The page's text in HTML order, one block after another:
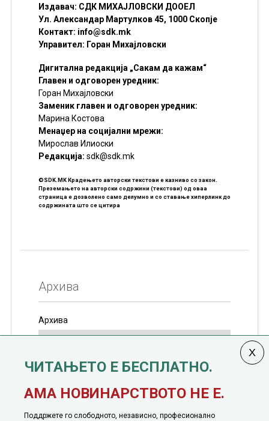
Издавач: СДК МИХАЈЛОВСКИ ДООЕЛ
Ул. Александар Мартулков 45, 1000 Скопје
Контакт: info@sdk.mk
Управител: Горан Михајловски
Дигитална редакција „Сакам да кажам“
Главен и одговорен уредник:
Горан Михајловски
Заменик главен и одговорен уредник:
Марина Костова
Менаџер на социјални мрежи:
Мирослав Илиоски
Редакцијa: sdk@sdk.mk
©SDK.MK Крадењето авторски текстови е казниво со закон.
Преземањето на авторски содржини (текстови) од оваа
страница е дозволено само делумно и со ставање хиперлинк до
содржината што се цитира
Архива
Архива
јануари, 1991 година
ЧИТАЊЕТО Е БЕСПЛАТНО.
АМА НОВИНАРСТВОТО НЕ Е.
Поддржете го слободното, независно, професионално